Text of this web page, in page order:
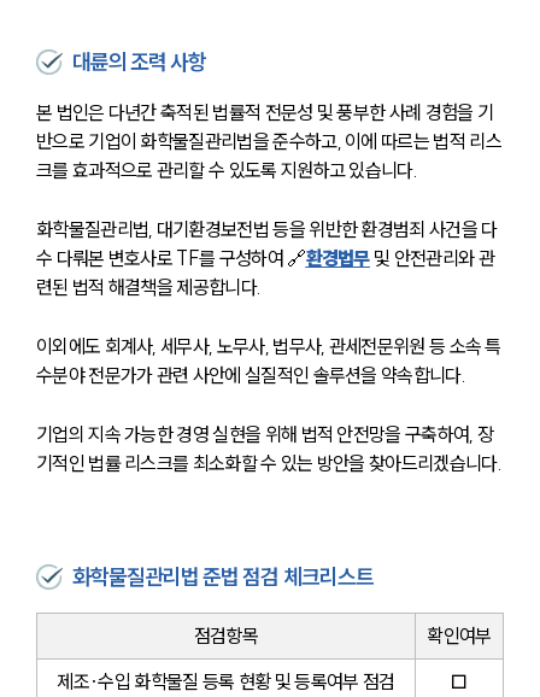
대륜의 조력 사항
본 법인은 다년간 축적된 법률적 전문성 및 풍부한 사례 경험을 기
반으로 기업이 화학물질관리법을 준수하고, 이에 따르는 법적 리스
크를 효과적으로 관리할 수 있도록 지원하고 있습니다.
화학물질관리법, 대기환경보전법 등을 위반한 환경범죄 사건을 다
수 다뤄본 변호사로 TF를 구성하여 🔗환경법무 및 안전관리와 관
련된 법적 해결책을 제공합니다.
이외에도 회계사, 세무사, 노무사, 법무사, 관세전문위원 등 소속 특
수분야 전문가가 관련 사안에 실질적인 솔루션을 약속합니다.
기업의 지속 가능한 경영 실현을 위해 법적 안전망을 구축하여, 장
기적인 법률 리스크를 최소화할 수 있는 방안을 찾아드리겠습니다.
화학물질관리법 준법 점검 체크리스트
점검항목
확인여부
제조·수입 화학물질 등록 현황 및 등록여부 점검
□